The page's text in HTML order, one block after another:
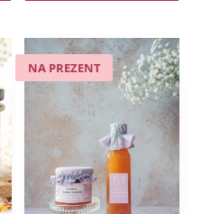
NA PREZENT